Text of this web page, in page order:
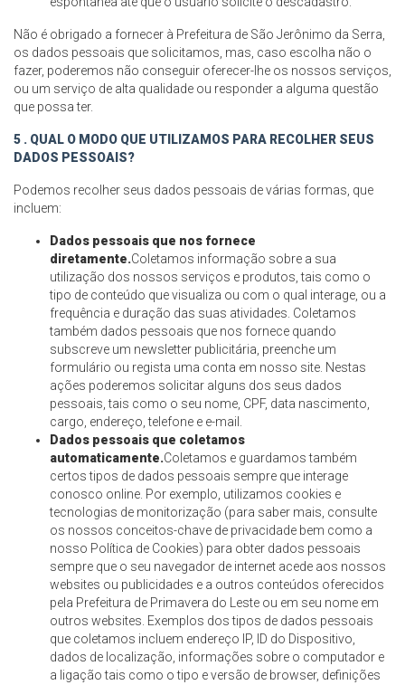
Não é obrigado a fornecer à Prefeitura de São Jerônimo da Serra,
os dados pessoais que solicitamos, mas, caso escolha não o
fazer, poderemos não conseguir oferecer-lhe os nossos serviços,
ou um serviço de alta qualidade ou responder a alguma questão
que possa ter.
5 . QUAL O MODO QUE UTILIZAMOS PARA RECOLHER SEUS
DADOS PESSOAIS?
Podemos recolher seus dados pessoais de várias formas, que
incluem:
Dados pessoais que nos fornece
diretamente.Coletamos informação sobre a sua
utilização dos nossos serviços e produtos, tais como o
tipo de conteúdo que visualiza ou com o qual interage, ou a
frequência e duração das suas atividades. Coletamos
também dados pessoais que nos fornece quando
subscreve um newsletter publicitária, preenche um
formulário ou regista uma conta em nosso site. Nestas
ações poderemos solicitar alguns dos seus dados
pessoais, tais como o seu nome, CPF, data nascimento,
cargo, endereço, telefone e e-mail.
Dados pessoais que coletamos
automaticamente.Coletamos e guardamos também
certos tipos de dados pessoais sempre que interage
conosco online. Por exemplo, utilizamos cookies e
tecnologias de monitorização (para saber mais, consulte
os nossos conceitos-chave de privacidade bem como a
nosso Política de Cookies) para obter dados pessoais
sempre que o seu navegador de internet acede aos nossos
websites ou publicidades e a outros conteúdos oferecidos
pela Prefeitura de Primavera do Leste ou em seu nome em
outros websites. Exemplos dos tipos de dados pessoais
que coletamos incluem endereço IP, ID do Dispositivo,
dados de localização, informações sobre o computador e
a ligação tais como o tipo e versão de browser, definições